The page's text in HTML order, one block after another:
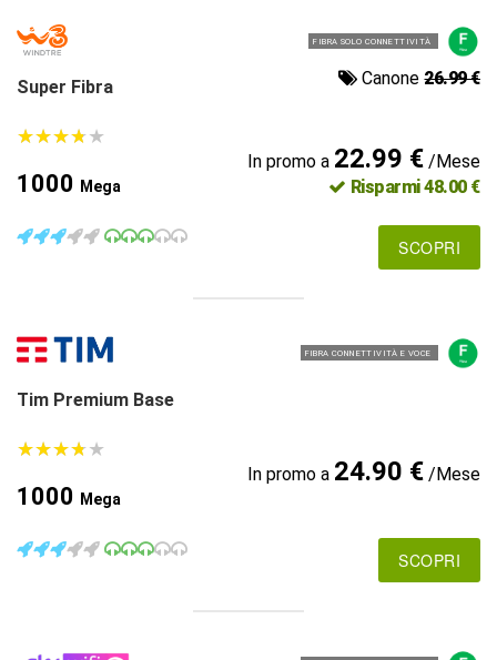
FIBRA SOLO CONNETTIVITÀ
Super Fibra Canone26.99 €
★★★★★
★★★★★
1000 Mega
In promo a 22.99 €/Mese
Risparmi 48.00 €
SCOPRI
FIBRA CONNETTIVITÀ E VOCE
Tim Premium Base
★★★★★
★★★★★
1000 Mega
In promo a 24.90 €/Mese
SCOPRI